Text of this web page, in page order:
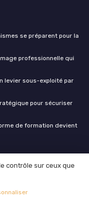
se préparent pour la
professionnelle qui
levier sous-exploité par
pour sécuriser
de formation devient
contrôle sur ceux que